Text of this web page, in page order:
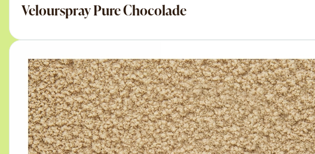
Velourspray Pure Chocolade